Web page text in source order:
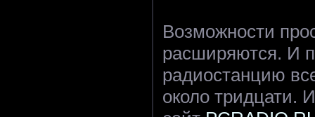
Возможности
расширяются. И
радиостанцию
около тридцати.